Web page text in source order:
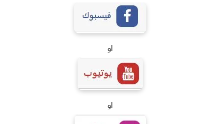
او
او